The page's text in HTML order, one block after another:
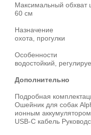
Максимальный обхват
60 см
Назначение
охота, прогулки
Особенности
водостойкий,
Дополнительно
Подробная
Ошейник для собак
ионным
USB-C кабель